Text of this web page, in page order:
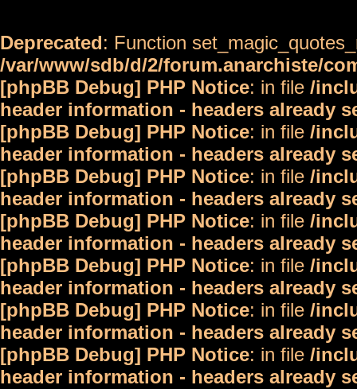
Deprecated: Function
/var/www/sdb/d/2/forum.anarchiste/
[phpBB Debug] PHP Notice: in file /
header information - headers already
[phpBB Debug] PHP Notice: in file /
header information - headers already
[phpBB Debug] PHP Notice: in file /
header information - headers already
[phpBB Debug] PHP Notice: in file /
header information - headers already
[phpBB Debug] PHP Notice: in file /
header information - headers already
[phpBB Debug] PHP Notice: in file /
header information - headers already
[phpBB Debug] PHP Notice: in file /
header information - headers already